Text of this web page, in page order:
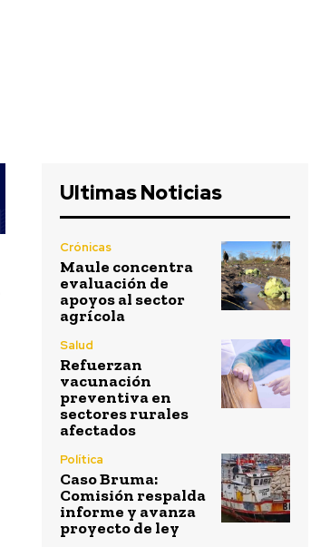
Ultimas Noticias
Crónicas
Maule concentra
evaluación de
apoyos al sector
agrícola
Salud
Refuerzan
vacunación
preventiva en
sectores rurales
afectados
Política
Caso Bruma:
Comisión respalda
informe y avanza
proyecto de ley